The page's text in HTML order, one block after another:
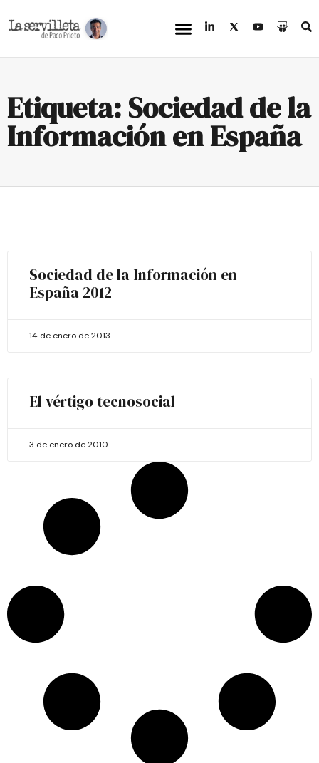
Etiqueta: Sociedad de la
Información en España
Sociedad de la Información en
España 2012
14 de enero de 2013
El vértigo tecnosocial
3 de enero de 2010